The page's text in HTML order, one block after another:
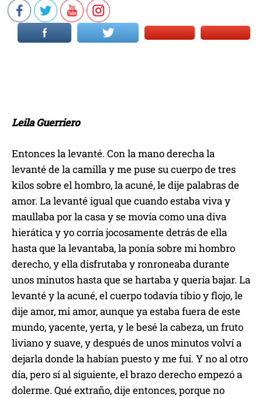
Leila Guerriero
Entonces la levanté. Con la mano derecha la
levanté de la camilla y me puse su cuerpo de tres
kilos sobre el hombro, la acuné, le dije palabras de
amor. La levanté igual que cuando estaba viva y
maullaba por la casa y se movía como una diva
hierática y yo corría jocosamente detrás de ella
hasta que la levantaba, la ponía sobre mi hombro
derecho, y ella disfrutaba y ronroneaba durante
unos minutos hasta que se hartaba y quería bajar. La
levanté y la acuné, el cuerpo todavía tibio y flojo, le
dije amor, mi amor, aunque ya estaba fuera de este
mundo, yacente, yerta, y le besé la cabeza, un fruto
liviano y suave, y después de unos minutos volví a
dejarla donde la habían puesto y me fui. Y no al otro
día, pero sí al siguiente, el brazo derecho empezó a
dolerme. Qué extraño, dije entonces, porque no